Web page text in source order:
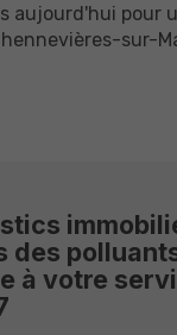
aujourd'hui pour
sur-
des
à votre